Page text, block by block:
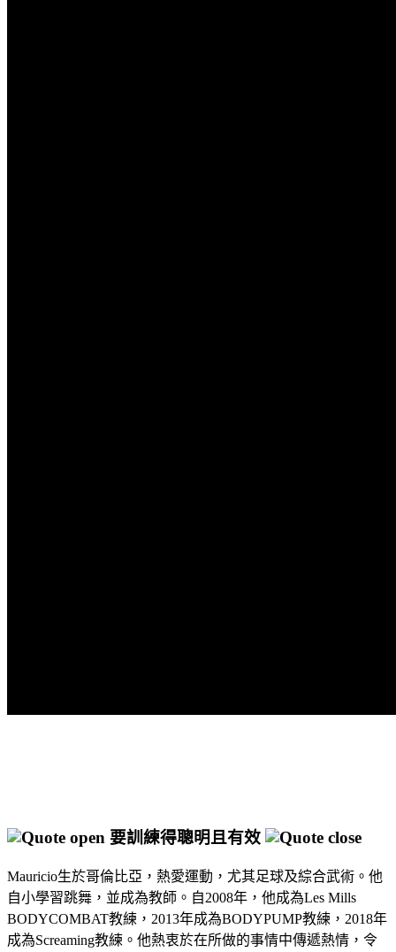
要訓練得聰明且有效
Mauricio生於哥倫比亞，熱愛運動，尤其足球及綜合武術。他
自小學習跳舞，並成為教師。自2008年，他成為Les Mills
BODYCOMBAT教練，2013年成為BODYPUMP教練，2018年
成為Screaming教練。他熱衷於在所做的事情中傳遞熱情，令